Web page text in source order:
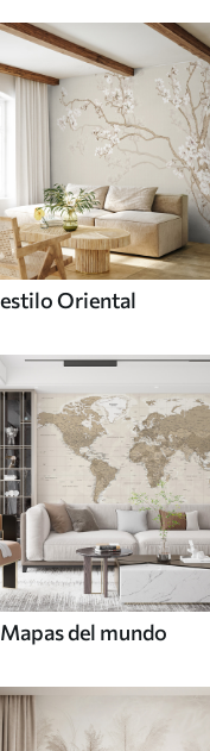
estilo Oriental
Mapas del mundo